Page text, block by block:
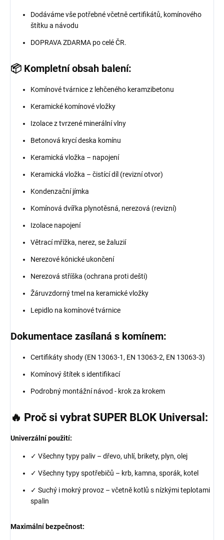
Dodáváme vše potřebné včetně certifikátů, komínového
štítku a návodu
DOPRAVA ZDARMA po celé ČR.
📦 Kompletní obsah balení:
Komínové tvárnice z lehčeného keramzibetonu
Keramické komínové vložky
Izolace z tvrzené minerální vlny
Betonová krycí deska komínu
Keramická vložka – napojení
Keramická vložka – čistící díl (revizní otvor)
Kondenzační jímka
Komínová dvířka plynotěsná, nerezová (revizní)
Izolace napojení
Větrací mřížka, nerez, se žaluzií
Nerezové kónické ukončení
Nerezová stříška (ochrana proti dešti)
Žáruvzdorný tmel na keramické vložky
Lepidlo na komínové tvárnice
Dokumentace zasílaná s komínem:
Certifikáty shody (EN 13063-1, EN 13063-2, EN 13063-3)
Komínový štítek s identifikací
Podrobný montážní návod - krok za krokem
🔥 Proč si vybrat SUPER BLOK Universal:
Univerzální použití:
✓ Všechny typy paliv – dřevo, uhlí, brikety, plyn, olej
✓ Všechny typy spotřebičů – krb, kamna, sporák, kotel
✓ Suchý i mokrý provoz – včetně kotlů s nízkými teplotami
spalin
Maximální bezpečnost: